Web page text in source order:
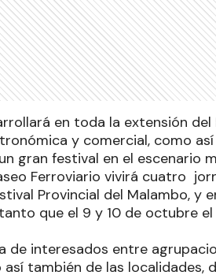
en toda la extensión
y comercial, como
gran festival en el escenario
Ferroviario vivirá cuatro
Provincial del Malambo, y
que el 9 y 10 de octubre
de interesados entre
también de las localidades,